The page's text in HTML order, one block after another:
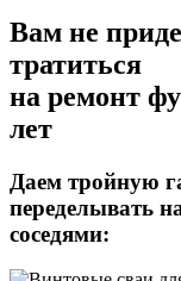
Вам не
тратиться
на ремонт
лет
Даем тройную
переделывать
соседями: